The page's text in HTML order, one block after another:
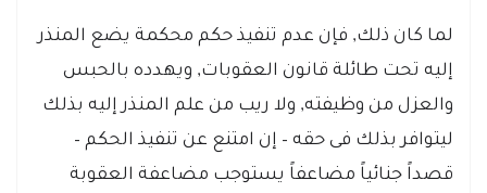
لما كان ذلك, فإن عدم تنفيذ حكم محكمة يضع المنذر
إليه تحت طائلة قانون العقوبات, ويهدده بالحبس
والعزل من وظيفته, ولا ريب من علم المنذر إليه بذلك
ليتوافر بذلك فى حقه – إن امتنع عن تنفيذ الحكم –
قصداً جنائياً مضاعفاً يستوجب مضاعفة العقوبة